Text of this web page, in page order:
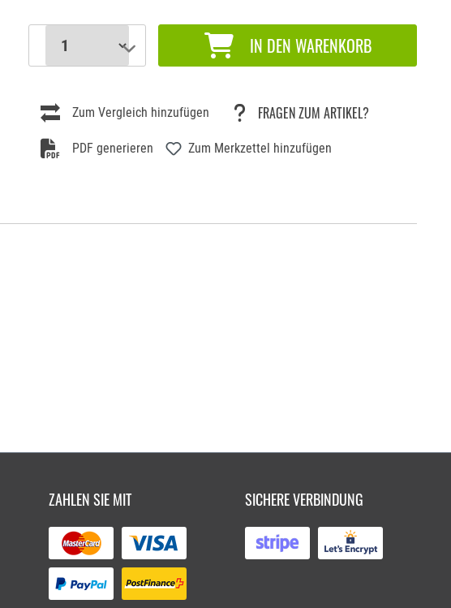
IN DEN WARENKORB
Zum Vergleich hinzufügen FRAGEN ZUM ARTIKEL?
PDF generieren Zum Merkzettel hinzufügen
ZAHLEN SIE MIT SICHERE VERBINDUNG